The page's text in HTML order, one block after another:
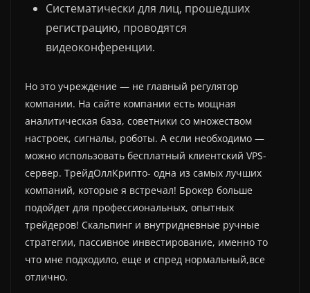
Систематически для лиц, прошедших
регистрацию, проводятся
видеоконференции.
Но это учреждение — не главный регулятор
компании. На сайте компании есть мощная
аналитическая база, советники со множеством
настроек, сигналы, роботы. А если необходимо —
можно использовать бесплатный клиентский VPS-
сервер. ТрейдОллКрипто- одна из самых лучших
компаний, которые я встречал! Брокер больше
подойдет для профессиональных, опытных
трейдеров! Скальпинг и внутридневные ручные
стратегии, пассивное инвестирование, именно то
что мне подходило, еще и спред нормальный,все
отлично.